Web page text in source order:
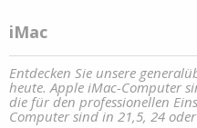
iMac
Entdecken Sie unsere
heute. Apple iMac-Computer
die für den professionellen
Computer sind in 21,5, 24